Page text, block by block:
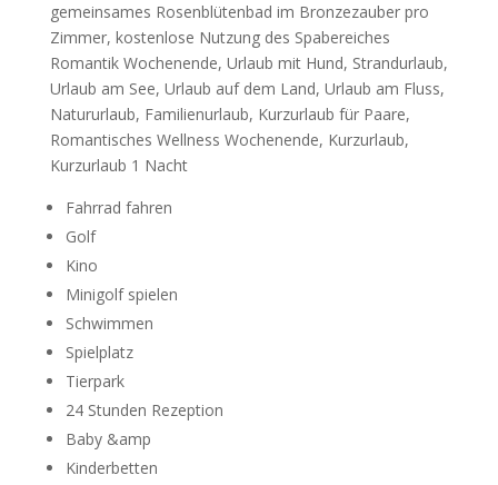
gemeinsames Rosenblütenbad im Bronzezauber pro
Zimmer, kostenlose Nutzung des Spabereiches
Romantik Wochenende, Urlaub mit Hund, Strandurlaub,
Urlaub am See, Urlaub auf dem Land, Urlaub am Fluss,
Natururlaub, Familienurlaub, Kurzurlaub für Paare,
Romantisches Wellness Wochenende, Kurzurlaub,
Kurzurlaub 1 Nacht
Fahrrad fahren
Golf
Kino
Minigolf spielen
Schwimmen
Spielplatz
Tierpark
24 Stunden Rezeption
Baby &amp
Kinderbetten